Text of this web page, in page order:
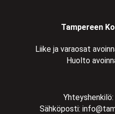
Tampereen
Liike ja varaosat
Huolto
Sähköposti: